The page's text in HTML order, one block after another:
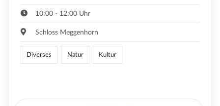
10:00 - 12:00 Uhr
Schloss Meggenhorn
Diverses Natur Kultur